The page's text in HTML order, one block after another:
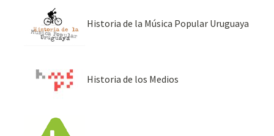
Historia de la Música Popular Uruguaya
Historia de los Medios